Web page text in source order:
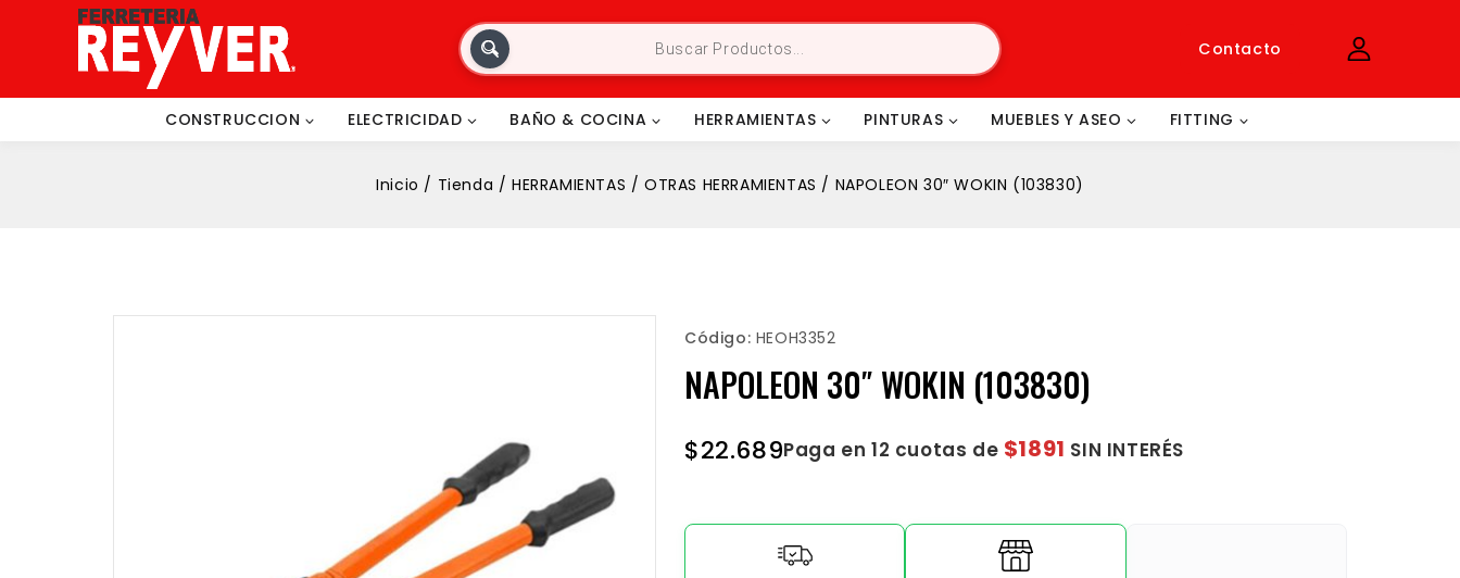
Contacto
CONSTRUCCION ELECTRICIDAD BAÑO & COCINA HERRAMIENTAS PINTURAS MUEBLES Y ASEO FITTING
Inicio / Tienda / HERRAMIENTAS / OTRAS HERRAMIENTAS / NAPOLEON 30″ WOKIN (103830)
Código: HEOH3352
NAPOLEON 30″ WOKIN (103830)
$22.689Paga en 12 cuotas de $1891 SIN INTERÉS